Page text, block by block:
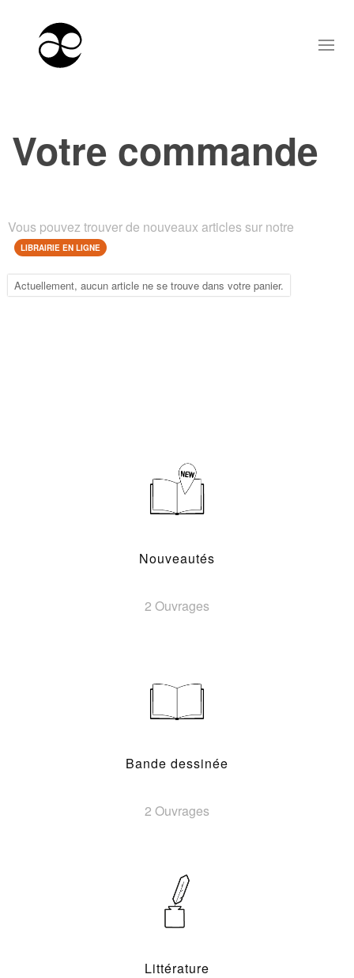
Votre commande
Vous pouvez trouver de nouveaux articles sur notre
LIBRAIRIE EN LIGNE
Actuellement, aucun article ne se trouve dans votre panier.
Nouveautés
2 Ouvrages
Bande dessinée
2 Ouvrages
Littérature